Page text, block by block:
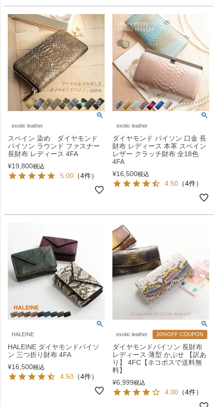
exotic leather
スペイン 染め ダイヤモンド
パイソン ラウンド ファスナー
長財布 レディース 4FA
¥19,800税込
5.00 （4件）
exotic leather
ダイヤモンド パイソン 口金 長
財布 レディース 本革 スペイン
レザー クラッチ財布 全18色
4FA
¥16,500税込
4.50 （4件）
HALEINE
HALEINE ダイヤモンドパイソ
ン 三つ折り財布 4FA
¥16,500税込
4.50 （4件）
exotic leather 20%OFF COUPON
ダイヤモンドパイソン 長財布
レディース 薄型 かぶせ 【訳あ
り】 4FC【ネコポスで送料無
料】
¥6,999税込
4.00 （4件）